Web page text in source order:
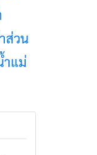
ส่วน
ำแม่